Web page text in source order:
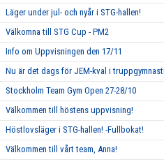
Läger under jul- och nyår i STG-hallen!
Välkomna till STG Cup - PM2
Info om Uppvisningen den 17/11
Nu är det dags för JEM-kval i
Stockholm Team Gym Open 27-28/10
Välkommen till höstens uppvisning!
Höstlovsläger i STG-hallen! -Fullbokat!
Välkommen till vårt team, Anna!